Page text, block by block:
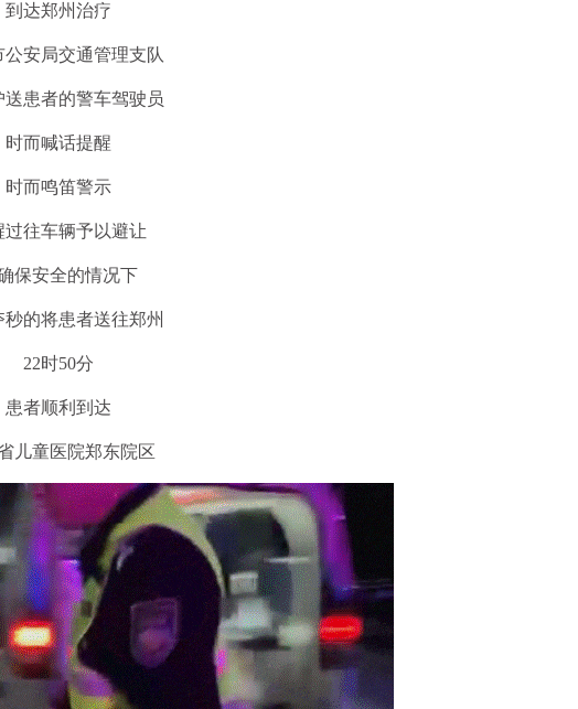
到达郑州治疗
公安局交通管理支队
送患者的警车驾驶员
时而喊话提醒
时而鸣笛警示
过往车辆予以避让
保安全的情况下
秒的将患者送往郑州
22时50分
患者顺利到达
儿童医院郑东院区